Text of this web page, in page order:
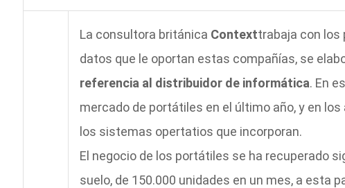
La consultora británica Contexttrabaja con los
datos que le oportan estas compañías, se
referencia al distribuidor de informática. En
mercado de portátiles en el último año, y en
los sistemas opertatios que incorporan.
El negocio de los portátiles se ha recuperado
suelo, de 150.000 unidades en un mes, a esta